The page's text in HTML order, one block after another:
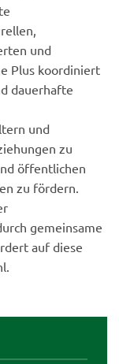
und
Plus koordiniert
dauerhafte
und
zu
öffentlichen
zu fördern.
gemeinsame
auf diese